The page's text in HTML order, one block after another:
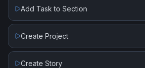
Add Task to Section
Create Project
Create Story